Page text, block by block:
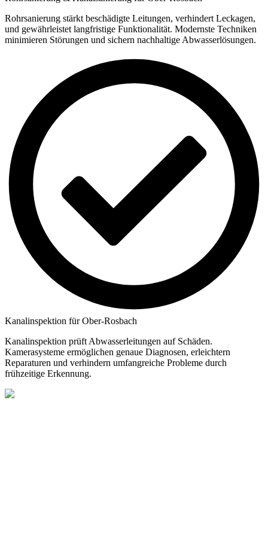
Rohrsanierung stärkt beschädigte Leitungen, verhindert Leckagen,
und gewährleistet langfristige Funktionalität. Modernste Techniken
minimieren Störungen und sichern nachhaltige Abwasserlösungen.
Kanalinspektion für Ober-Rosbach
Kanalinspektion prüft Abwasserleitungen auf Schäden.
Kamerasysteme ermöglichen genaue Diagnosen, erleichtern
Reparaturen und verhindern umfangreiche Probleme durch
frühzeitige Erkennung.